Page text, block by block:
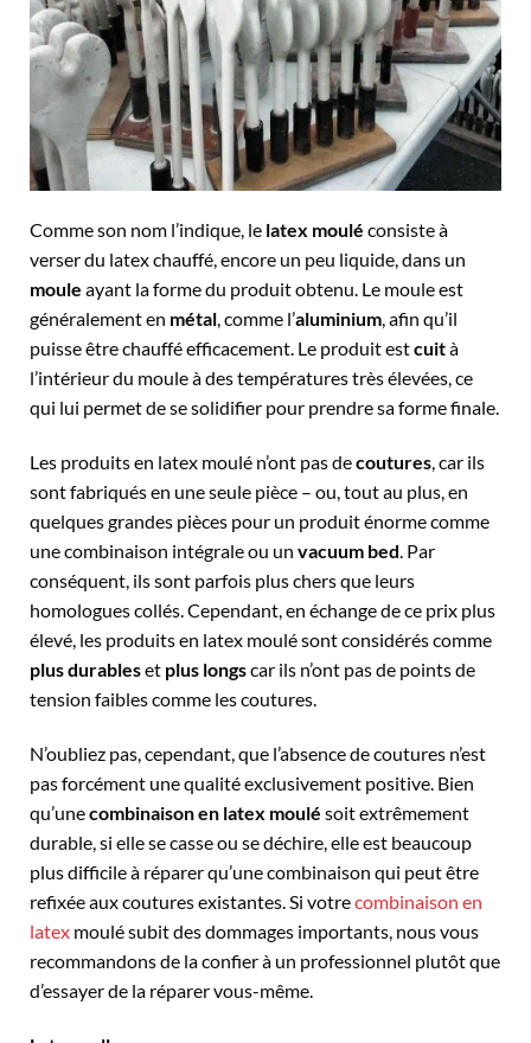
Comme son nom l’indique, le latex moulé consiste à
verser du latex chauffé, encore un peu liquide, dans un
moule ayant la forme du produit obtenu. Le moule est
généralement en métal, comme l’aluminium, afin qu’il
puisse être chauffé efficacement. Le produit estcuità
l’intérieur du moule à des températures très élevées, ce
qui lui permet de se solidifier pour prendre sa forme finale.
Les produits en latex moulé n’ont pas decoutures, car ils
sont fabriqués en une seule pièce – ou, tout au plus, en
quelques grandes pièces pour un produit énorme comme
une combinaison intégrale ou un vacuum bed. Par
conséquent, ils sont parfois plus chers que leurs
homologues collés. Cependant, en échange de ce prix plus
élevé, les produits en latex moulé sont considérés comme
plus durableset plus longscar ils n’ont pas de points de
tension faibles comme les coutures.
N’oubliez pas, cependant, que l’absence de coutures n’est
pas forcément une qualité exclusivement positive. Bien
qu’unecombinaison en latex moulé soit extrêmement
durable, si elle se casse ou se déchire, elle est beaucoup
plus difficile à réparer qu’une combinaison qui peut être
refixée aux coutures existantes. Si votrecombinaison en
latex moulé subit des dommages importants, nous vous
recommandons de la confier à un professionnel plutôt que
d’essayer de la réparer vous-même.